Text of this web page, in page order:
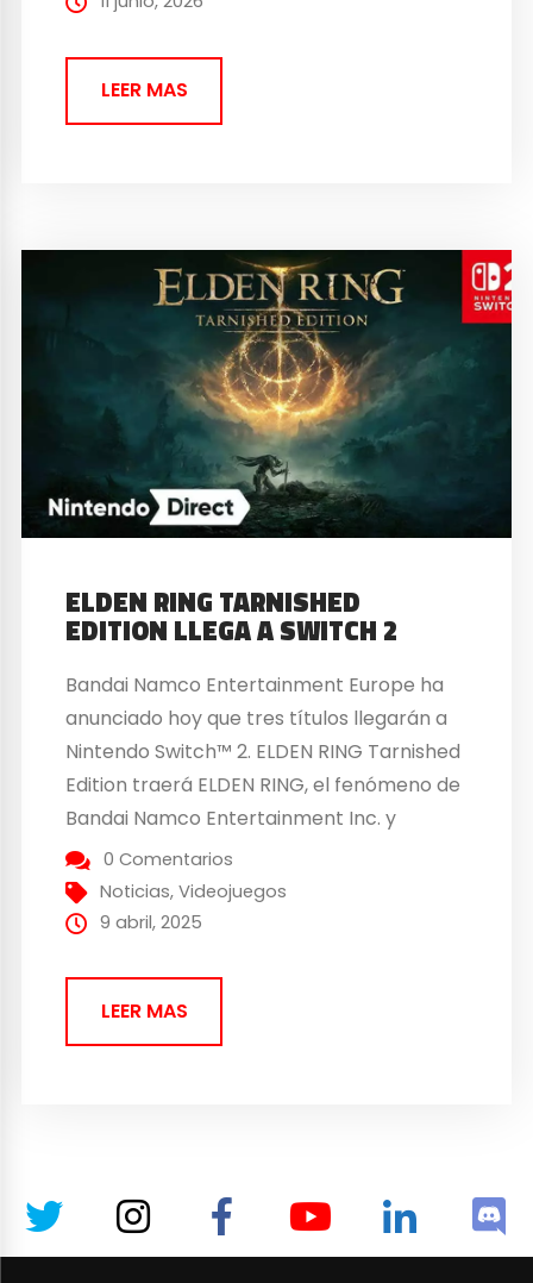
LEER MAS
ELDEN RING TARNISHED
EDITION LLEGA A SWITCH 2
Bandai Namco Entertainment Europe ha
anunciado hoy que tres títulos llegarán a
Nintendo Switch™ 2. ELDEN RING Tarnished
Edition traerá ELDEN RING, el fenómeno de
Bandai Namco Entertainment Inc. y
FromSoftware, Inc., ganador de múltiples
premios al Juego del Año, a la nueva
consola. SHADOW LABYRINTH, un juego de
0 Comentarios
Noticias,Videojuegos
9 abril, 2025
LEER MAS